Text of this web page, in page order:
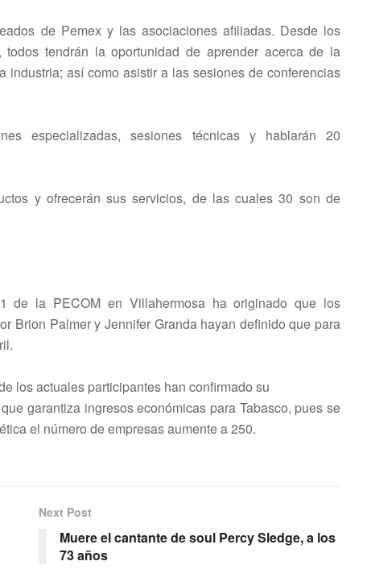
de Pemex y las asociaciones afiliadas. Desde los
tendrán la oportunidad de aprender acerca de la
así como asistir a las sesiones de conferencias
especializadas, sesiones técnicas y hablarán 20
y ofrecerán sus servicios, de las cuales 30 son de
la PECOM en Villahermosa ha originado que los
Brion Palmer y Jennifer Granda hayan definido que para
los actuales participantes han confirmado su
garantiza ingresos económicas para Tabasco, pues se
el número de empresas aumente a 250.
Next Post
Muere el cantante de soul Percy Sledge, a los
73 años